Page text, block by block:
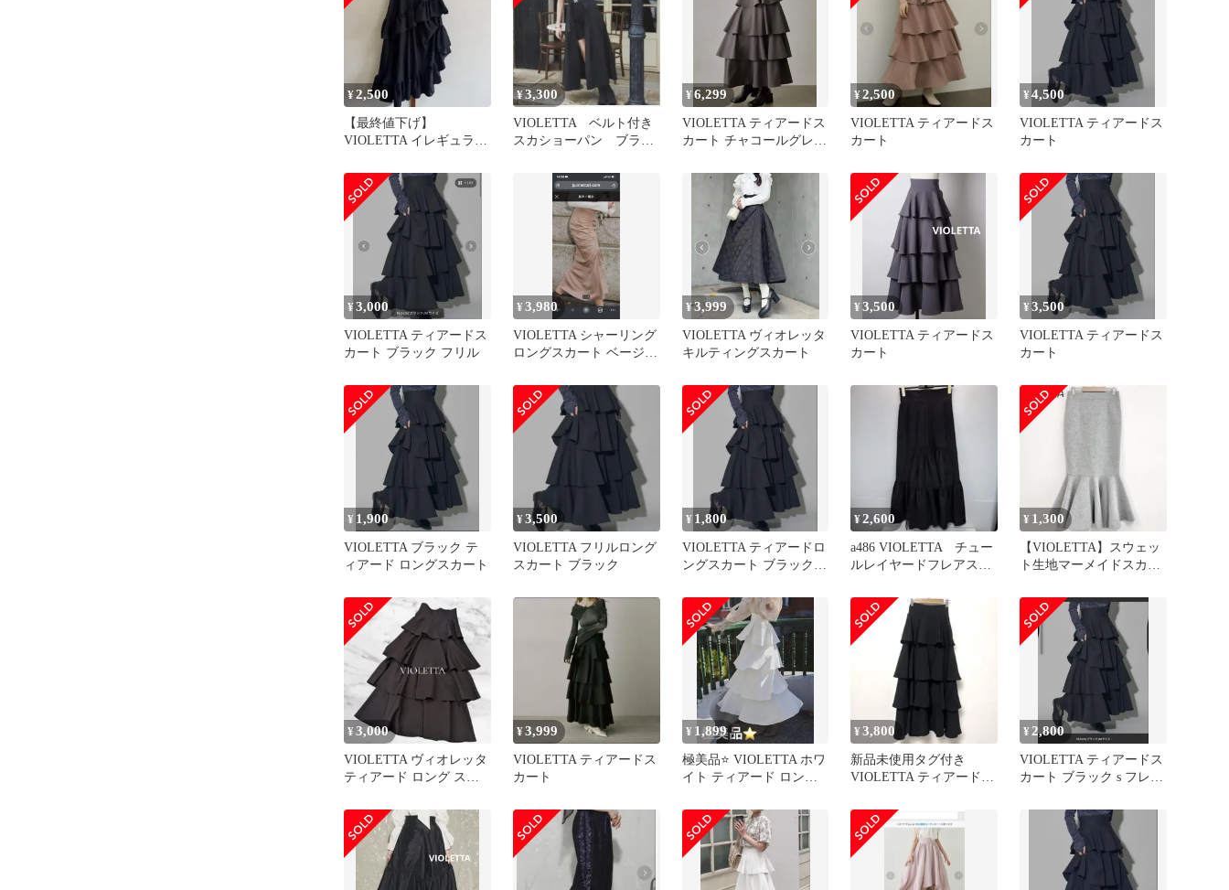
¥2,500
【最終値下げ】
VIOLETTA イレギュラー
¥3,300
VIOLETTA ベルト付き
スカショーパン ブラッ
¥6,299
VIOLETTA ティアードス
カート チャコールグレー
¥2,500
VIOLETTA ティアードス
カート
¥4,500
VIOLETTA ティアードス
カート
¥3,000
VIOLETTA ティアードス
カート ブラック フリル
¥3,980
VIOLETTA シャーリング
ロングスカート ベージュ
¥3,999
VIOLETTA ヴィオレッタ
キルティングスカート
¥3,500
VIOLETTA ティアードス
カート
¥3,500
VIOLETTA ティアードス
カート
¥ 1,900
VIOLETTA ブラック テ
ィアード ロングスカート
¥3,500
VIOLETTA フリルロング
スカート ブラック
¥ 1,800
VIOLETTA ティアードロ
ングスカート ブラック M
¥2,600
a486 VIOLETTA チュー
ルレイヤードフレアスカ
¥ 1,300
【VIOLETTA】スウェッ
ト生地マーメイドスカー
¥3,000
VIOLETTA ヴィオレッタ
ティアード ロング スカ
¥3,999
VIOLETTA ティアードス
カート
¥ 1,899
極美品⭐️ VIOLETTA ホワ
イト ティアード ロング
¥3,800
新品未使用タグ付き
VIOLETTA ティアードス
¥2,800
VIOLETTA ティアードス
カート ブラック s フレア